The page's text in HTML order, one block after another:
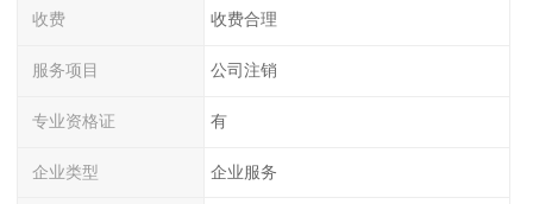
收费 收费合理
服务项目 公司注销
专业资格证 有
企业类型 企业服务